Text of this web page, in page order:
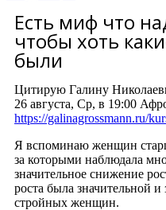
Есть миф что
чтобы хоть
были
Цитирую Галину
26 августа, Ср, в 19:00
https://galinagrossmann.ru/
Я вспоминаю женщин
за которыми наблюдала
значительное снижение
роста была значительной
стройных женщин.